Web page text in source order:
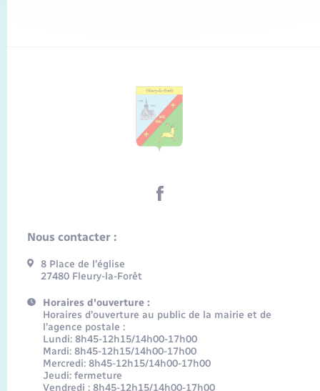
Nous contacter :
8 Place de l’église
27480 Fleury-la-Forêt
Horaires d'ouverture :
Horaires d’ouverture au public de la mairie et de
l’agence postale :
Lundi: 8h45-12h15/14h00-17h00
Mardi: 8h45-12h15/14h00-17h00
Mercredi: 8h45-12h15/14h00-17h00
Jeudi: fermeture
Vendredi : 8h45-12h15/14h00-17h00